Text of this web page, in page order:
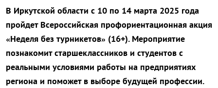
В Иркутской области с 10 по 14 марта 2025 года
пройдет Всероссийская профориентационная акция
«Неделя без турникетов» (16+). Мероприятие
познакомит старшеклассников и студентов с
реальными условиями работы на предприятиях
региона и поможет в выборе будущей профессии.